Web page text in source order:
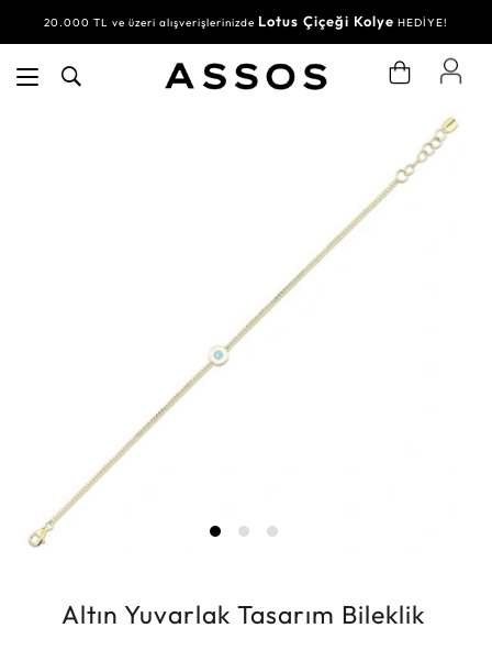
20.000 TL ve üzeri alışverişlerinizde Lotus Çiçeği Kolye HEDİYE!
Altın Yuvarlak Tasarım Bileklik